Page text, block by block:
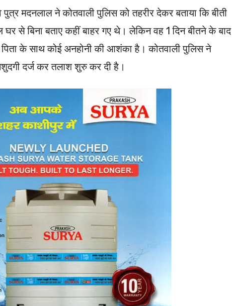
पुत्र मदनलाल ने कोतवाली पुलिस को तहरीर देकर बताया कि बीती
से बिना बताए कहीं बाहर गए थे। लेकिन वह 1 दिन बीतने के बाद
के साथ कोई अनहोनी की आशंका है। कोतवाली पुलिस ने
दर्ज कर तलाश शुरु कर दी है।